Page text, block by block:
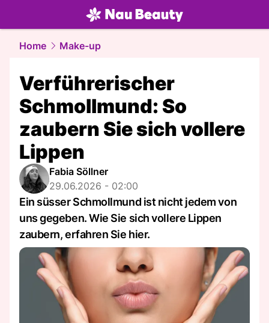
beauty.NAU.ch
Home Make-up
Verführerischer
Schmollmund: So
zaubern Sie sich vollere
Lippen
Fabia Söllner
29.06.2026 - 02:00
Ein süsser Schmollmund ist nicht jedem von
uns gegeben. Wie Sie sich vollere Lippen
zaubern, erfahren Sie hier.